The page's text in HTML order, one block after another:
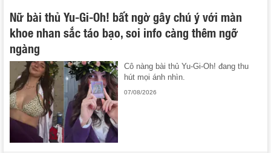
Nữ bài thủ Yu-Gi-Oh! bất ngờ gây chú ý với màn
khoe nhan sắc táo bạo, soi info càng thêm ngỡ
ngàng
Cô nàng bài thủ Yu-Gi-Oh! đang thu
hút mọi ánh nhìn.
07/08/2026